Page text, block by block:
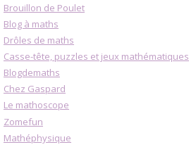
Brouillon de Poulet
Blog à maths
Drôles de maths
Casse-tête, puzzles et jeux mathématiques
Blogdemaths
Chez Gaspard
Le mathoscope
Zomefun
Mathéphysique